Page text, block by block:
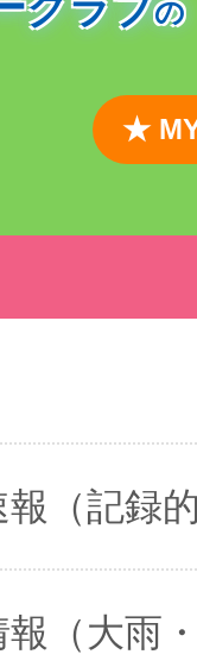
の
★
（記録
（大雨